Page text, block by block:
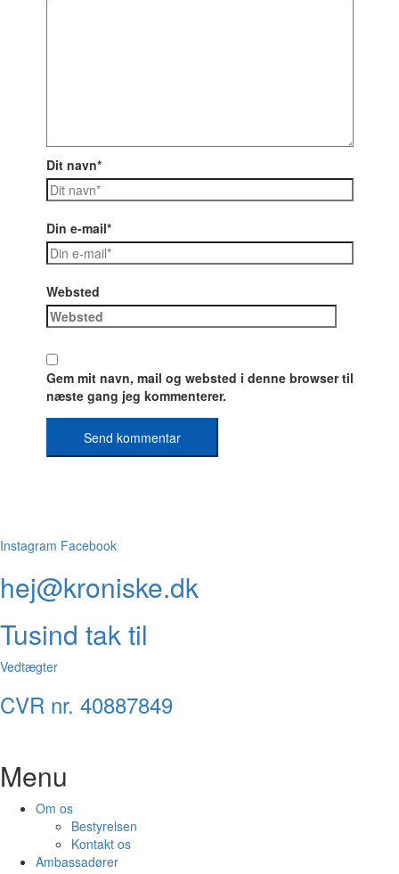
Dit navn*
Din e-mail*
Websted
Gem mit navn, mail og websted i denne browser til
næste gang jeg kommenterer.
Instagram Facebook
hej@kroniske.dk
Tusind tak til
Vedtægter
CVR nr. 40887849
Menu
Om os
Bestyrelsen
Kontakt os
Ambassadører